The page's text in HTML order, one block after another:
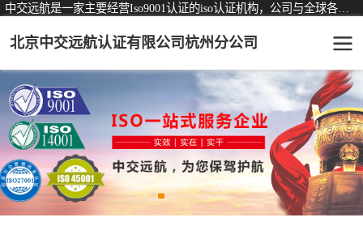
北京中交远航认证有限公司杭州分公司
认证服务 可从事认证业务一览表
ISO9001质量管理体系认证
ISO14001环境管理体系认证
ISO45001职业健康安全管理体系认证